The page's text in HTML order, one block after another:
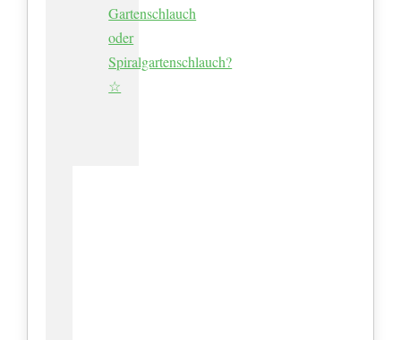
Gartenschlauch
oder
Spiralgartenschlauch?
☆